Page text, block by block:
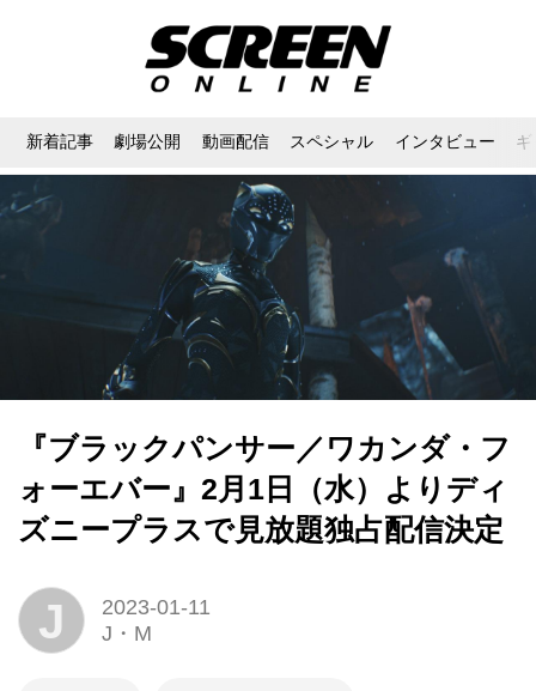
新着記事 劇場公開 動画配信 スペシャル インタビュー
『ブラックパンサー／ワカンダ・フ
ォーエバー』2月1日（水）よりディ
ズニープラスで見放題独占配信決定
J
2023-01-11
J・M